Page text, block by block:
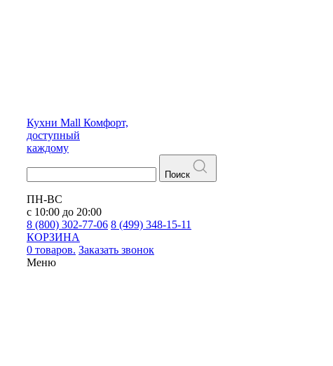
Кухни Mall Комфорт,
доступный
каждому
Поиск
ПН-ВС
с 10:00 до 20:00
8 (800) 302-77-06 8 (499) 348-15-11
КОРЗИНА
0 товаров. Заказать звонок
Меню